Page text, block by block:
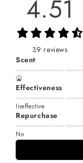
4.51
39 reviews
Scent
🤮
Effectiveness
Ineffective
Repurchase
No